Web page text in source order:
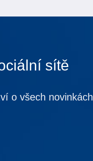
sítě
o všech